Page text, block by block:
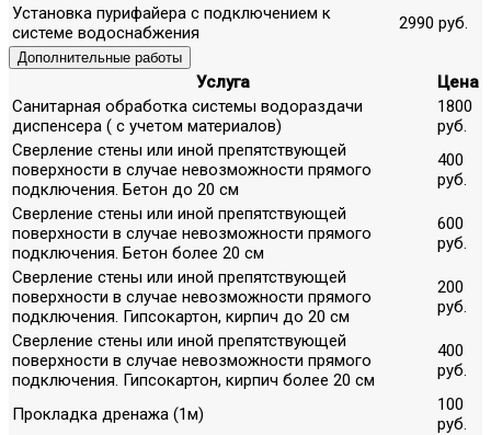
Установка пурифайера с подключением к
системе водоснабжения
2990 руб.
Дополнительные работы
Услуга
Цена
Санитарная обработка системы водораздачи
диспенсера ( с учетом материалов)
1800
руб.
Сверление стены или иной препятствующей
поверхности в случае невозможности прямого
подключения. Бетон до 20 см
400
руб.
Сверление стены или иной препятствующей
поверхности в случае невозможности прямого
подключения. Бетон более 20 см
600
руб.
Сверление стены или иной препятствующей
поверхности в случае невозможности прямого
подключения. Гипсокартон, кирпич до 20 см
200
руб.
Сверление стены или иной препятствующей
поверхности в случае невозможности прямого
подключения. Гипсокартон, кирпич более 20 см
400
руб.
Прокладка дренажа (1м)
100
руб.